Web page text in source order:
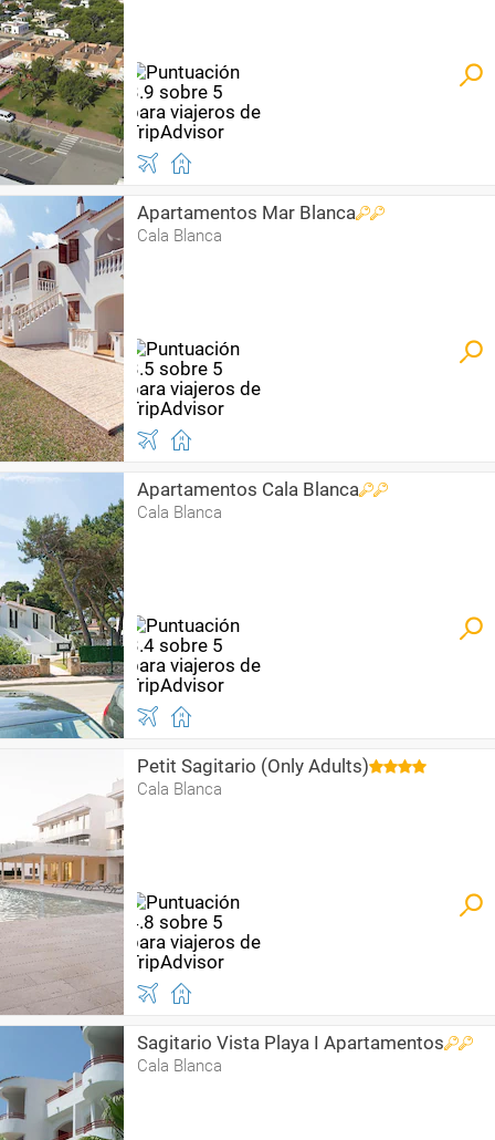
Apartamentos Mar Blanca
Cala Blanca
Apartamentos Cala Blanca
Cala Blanca
Petit Sagitario (Only Adults)
Cala Blanca
Sagitario Vista Playa I Apartamentos
Cala Blanca